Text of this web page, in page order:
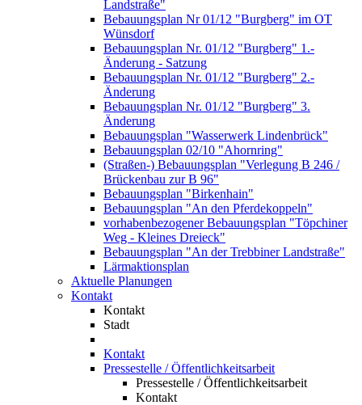
Landstraße"
Bebauungsplan Nr 01/12 "Burgberg" im OT
Wünsdorf
Bebauungsplan Nr. 01/12 "Burgberg" 1.-
Änderung - Satzung
Bebauungsplan Nr. 01/12 "Burgberg" 2.-
Änderung
Bebauungsplan Nr. 01/12 "Burgberg" 3.
Änderung
Bebauungsplan "Wasserwerk Lindenbrück"
Bebauungsplan 02/10 "Ahornring"
(Straßen-) Bebauungsplan "Verlegung B 246 /
Brückenbau zur B 96"
Bebauungsplan "Birkenhain"
Bebauungsplan "An den Pferdekoppeln"
vorhabenbezogener Bebauungsplan "Töpchiner
Weg - Kleines Dreieck"
Bebauungsplan "An der Trebbiner Landstraße"
Lärmaktionsplan
Aktuelle Planungen
Kontakt
Kontakt
Stadt
Kontakt
Pressestelle / Öffentlichkeitsarbeit
Pressestelle / Öffentlichkeitsarbeit
Kontakt